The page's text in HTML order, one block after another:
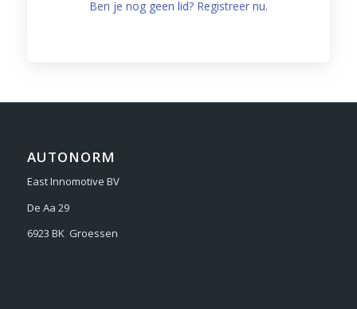
Ben je nog geen lid? Registreer nu.
AUTONORM
East Innomotive BV
De Aa 29
6923 BK Groessen